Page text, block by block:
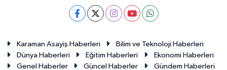
Karaman Asayiş Haberleri
Bilim ve Teknoloji Haberleri
Dünya Haberleri
Eğitim Haberleri
Ekonomi Haberleri
Genel Haberler
Güncel Haberler Gündem Haberleri